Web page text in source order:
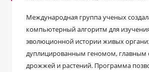
Международная группа ученых
компьютерный алгоритм для
эволюционной истории живых
дуплицированным геномом, главным
дрожжей и растений. Программа